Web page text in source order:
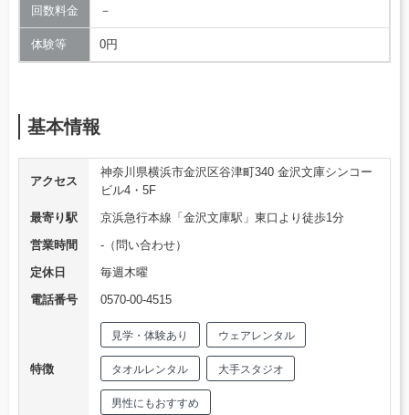
回数料金 －
体験等 0円
基本情報
アクセス
神奈川県横浜市金沢区谷津町340 金沢文庫シンコー
ビル4・5F
最寄り駅
京浜急行本線「金沢文庫駅」東口より徒歩1分
営業時間
-（問い合わせ）
定休日
毎週木曜
電話番号
0570-00-4515
特徴
見学・体験あり ウェアレンタル
タオルレンタル 大手スタジオ
男性にもおすすめ